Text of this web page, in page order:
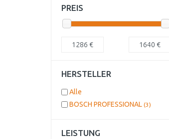
PREIS
1286 € 1640 €
HERSTELLER
Alle
BOSCH PROFESSIONAL (3)
LEISTUNG